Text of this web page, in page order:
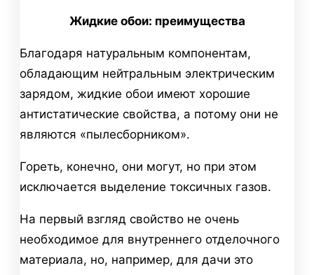
Жидкие обои: преимущества
Благодаря натуральным компонентам,
обладающим нейтральным электрическим
зарядом, жидкие обои имеют хорошие
антистатические свойства, а потому они не
являются «пылесборником».
Гореть, конечно, они могут, но при этом
исключается выделение токсичных газов.
На первый взгляд свойство не очень
необходимое для внутреннего отделочного
материала, но, например, для дачи это